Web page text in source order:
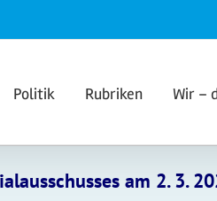
Politik Rubriken Wir –
am 2. 3.